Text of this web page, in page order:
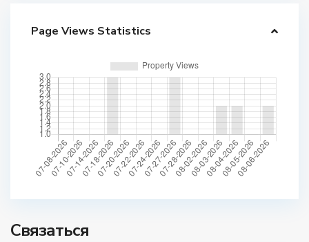
Page Views Statistics
Связаться